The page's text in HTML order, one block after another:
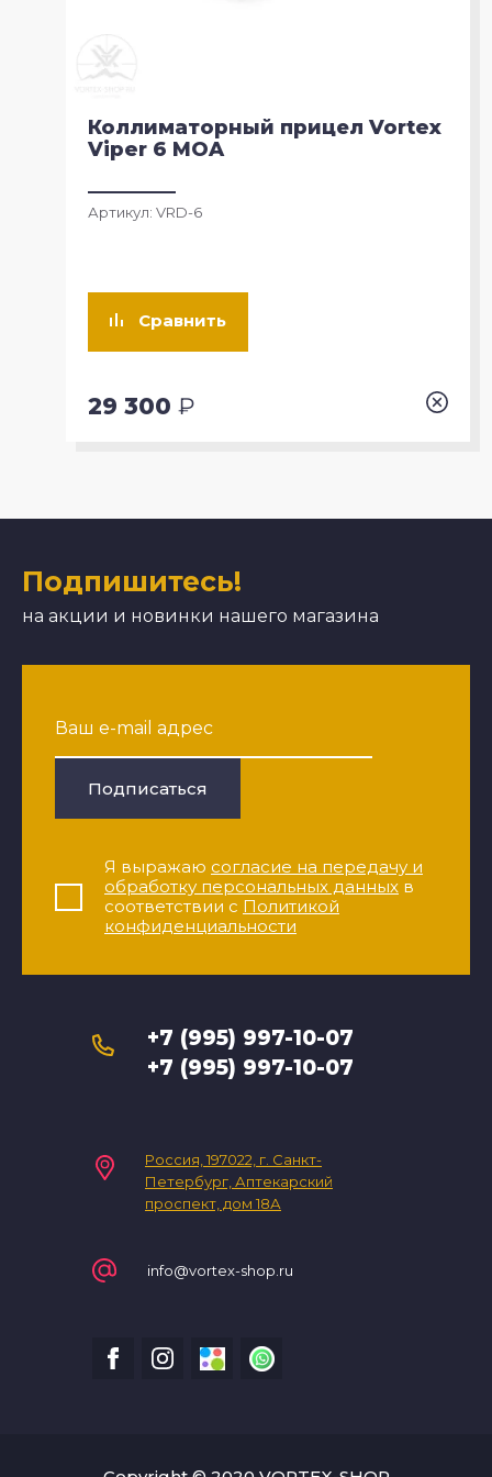
Коллиматорный прицел Vortex
Viper 6 MOA
Артикул: VRD-6
Сравнить
29 300 ₽
Подпишитесь!
на акции и новинки нашего магазина
Я выражаю согласие на передачу и
обработку персональных данных в
соответствии с Политикой
конфиденциальности
Подписаться
+7 (995) 997-10-07
+7 (995) 997-10-07
Россия, 197022, г. Санкт-
Петербург, Аптекарский
проспект, дом 18А
info@vortex-shop.ru